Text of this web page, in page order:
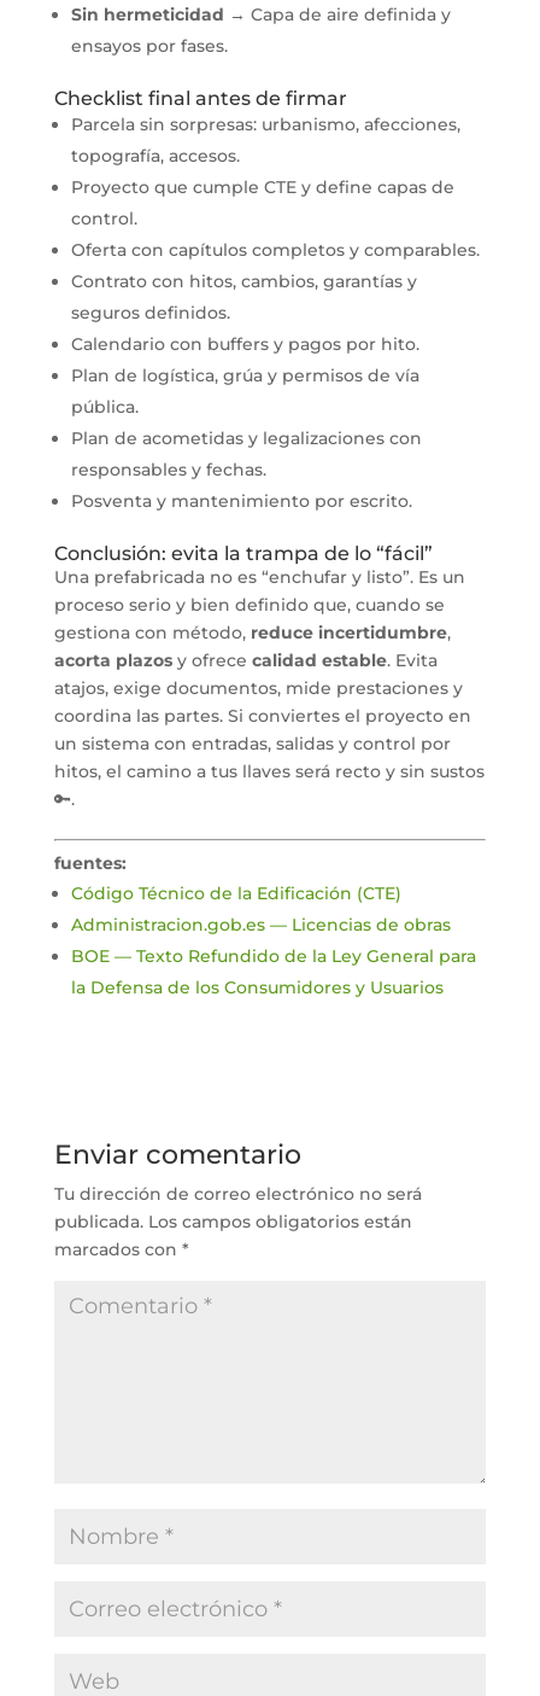
Sin hermeticidad → Capa de aire definida y
ensayos por fases.
Checklist final antes de firmar
Parcela sin sorpresas: urbanismo, afecciones,
topografía, accesos.
Proyecto que cumple CTE y define capas de
control.
Oferta con capítulos completos y comparables.
Contrato con hitos, cambios, garantías y
seguros definidos.
Calendario con buffers y pagos por hito.
Plan de logística, grúa y permisos de vía
pública.
Plan de acometidas y legalizaciones con
responsables y fechas.
Posventa y mantenimiento por escrito.
Conclusión: evita la trampa de lo “fácil”
Una prefabricada no es “enchufar y listo”. Es un
proceso serio y bien definido que, cuando se
gestiona con método, reduce incertidumbre,
acorta plazosy ofrece calidad estable. Evita
atajos, exige documentos, mide prestaciones y
coordina las partes. Si conviertes el proyecto en
un sistema con entradas, salidas y control por
hitos, el camino a tus llaves será recto y sin sustos
🔑.
fuentes:
Código Técnico de la Edificación (CTE)
Administracion.gob.es — Licencias de obras
BOE — Texto Refundido de la Ley General para
la Defensa de los Consumidores y Usuarios
Enviar comentario
Tu dirección de correo electrónico no será
publicada. Los campos obligatorios están
marcados con *